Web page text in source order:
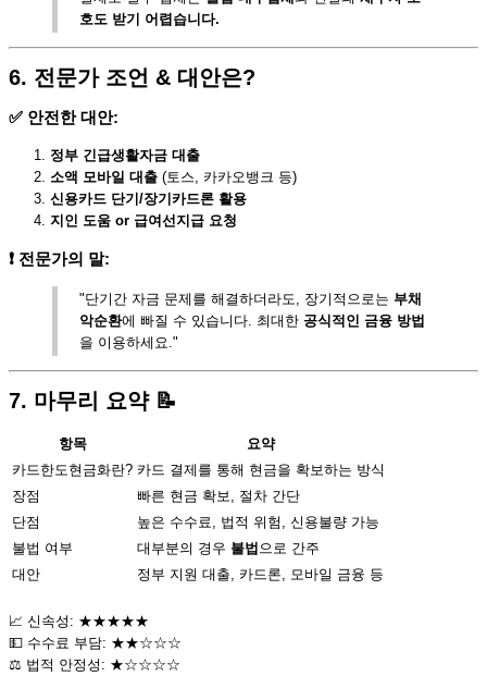
호도 받기 어렵습니다.
6. 전문가 조언 & 대안은?
✅ 안전한 대안:
정부 긴급생활자금 대출
소액 모바일 대출 (토스, 카카오뱅크 등)
신용카드 단기/장기카드론 활용
지인 도움 or 급여선지급 요청
❗ 전문가의 말:
"단기간 자금 문제를 해결하더라도, 장기적으로는 부채
악순환에 빠질 수 있습니다. 최대한 공식적인 금융 방법
을 이용하세요."
7. 마무리 요약 📝
항목
요약
카드한도현금화란? 카드 결제를 통해 현금을 확보하는 방식
장점
빠른 현금 확보, 절차 간단
단점
높은 수수료, 법적 위험, 신용불량 가능
불법 여부
대부분의 경우 불법 으로 간주
대안
정부 지원 대출, 카드론, 모바일 금융 등
📈 신속성: ★★★★★
💵 수수료 부담: ★★☆☆☆
⚖️ 법적 안정성: ★☆☆☆☆